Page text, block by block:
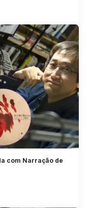
com Narração de